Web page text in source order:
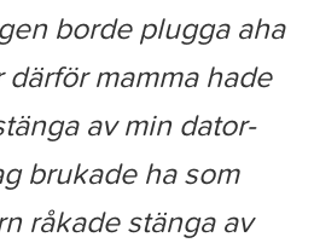
borde plugga aha
mamma hade
av min dator-
brukade ha som
råkade stänga av